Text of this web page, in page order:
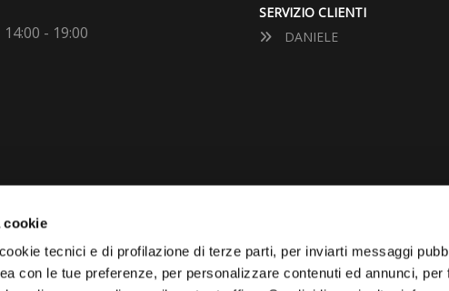
cookie
tecnici e di profilazione di terze parti, per inviarti messaggi
con le tue preferenze, per personalizzare contenuti ed annunci, per
- 19:00
SERVIZIO CLIENTI
DANIELE
Vai Al Garage